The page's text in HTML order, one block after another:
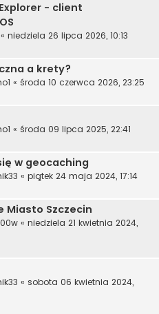
- client
« niedziela 26 lipca 2026, 10:13
a krety?
« środa 10 czerwca 2026, 23:25
« środa 09 lipca 2025, 22:41
w geocaching
« piątek 24 maja 2024, 17:14
Miasto Szczecin
« niedziela 21 kwietnia 2024,
« sobota 06 kwietnia 2024,